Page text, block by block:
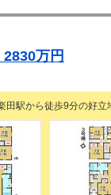
万円
駅から徒歩9分の好立